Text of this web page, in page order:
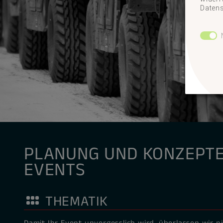
PLANUNG UND
EVENTS
THEMATIK